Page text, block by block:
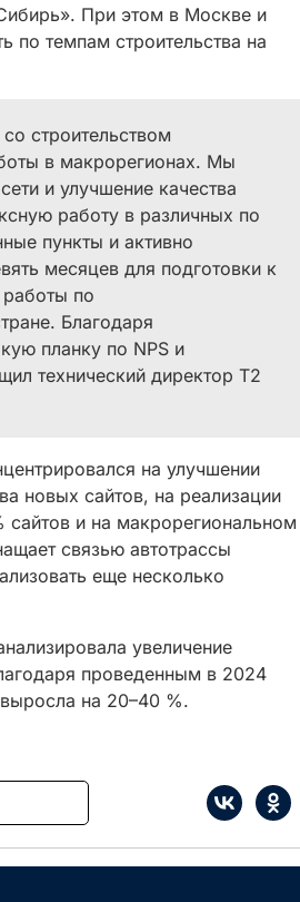
При этом в Москве и
по темпам строительства на
строительством
в макрорегионах. Мы
и улучшение качества
работу в различных по
пункты и активно
месяцев для подготовки к
по
Благодаря
планку по NPS и
технический директор Т2
на улучшении
новых сайтов, на реализации
сайтов и на макрорегиональном
связью автотрассы
еще несколько
увеличение
проведенным в 2024
на 20–40 %.